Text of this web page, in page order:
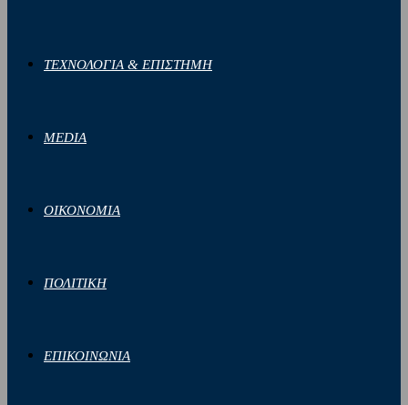
ΤΕΧΝΟΛΟΓΙΑ & ΕΠΙΣΤΗΜΗ
MEDIA
ΟΙΚΟΝΟΜΙΑ
ΠΟΛΙΤΙΚΗ
ΕΠΙΚΟΙΝΩΝΙΑ